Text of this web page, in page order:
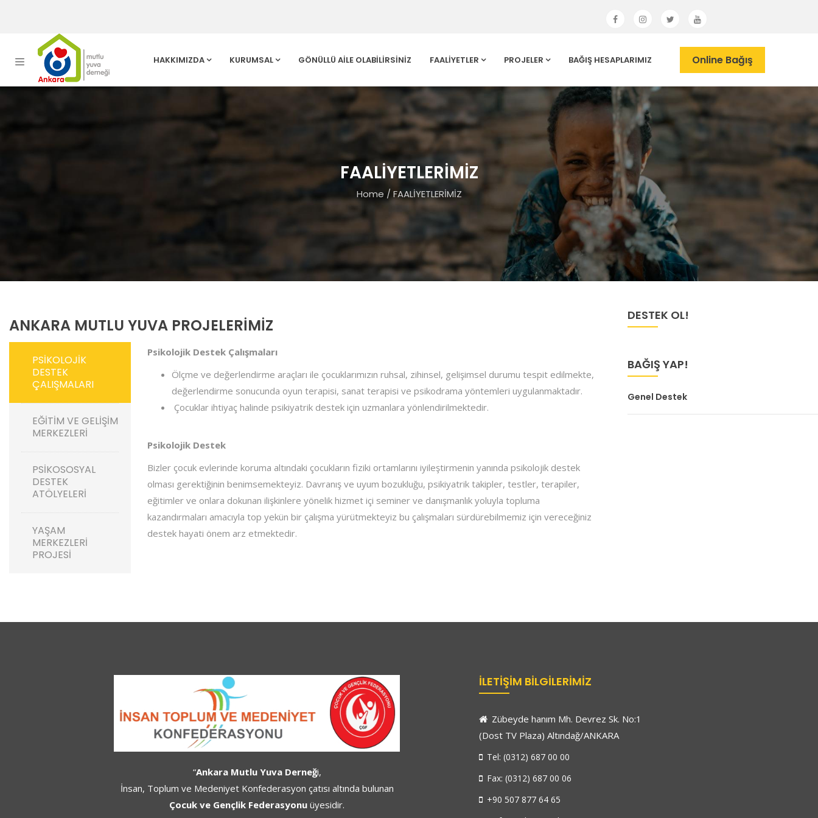
HAKKIMIZDA KURUMSAL GÖNÜLLÜ AİLE OLABİLİRSİNİZ FAALİYETLER PROJELER BAĞIŞ HESAPLARIMIZ Online Bağış
FAALİYETLERİMİZ
Home / FAALİYETLERİMİZ
ANKARA MUTLU YUVA PROJELERİMİZ
PSIKOLOJIK
DESTEK
ÇALIŞMALARI
EĞITIM VE GELIŞIM
MERKEZLERI
PSIKOSOSYAL
DESTEK
ATÖLYELERI
YAŞAM
MERKEZLERI
PROJESI
Psikolojik Destek Çalışmaları
Ölçme ve değerlendirme araçları ile çocuklarımızın ruhsal, zihinsel, gelişimsel durumu tespit edilmekte,
değerlendirme sonucunda oyun terapisi, sanat terapisi ve psikodrama yöntemleri uygulanmaktadır.
Çocuklar ihtiyaç halinde psikiyatrik destek için uzmanlara yönlendirilmektedir.
Psikolojik Destek
Bizler çocuk evlerinde koruma altındaki çocukların fiziki ortamlarını iyileştirmenin yanında psikolojik destek
olması gerektiğinin benimsemekteyiz. Davranış ve uyum bozukluğu, psikiyatrik takipler, testler, terapiler,
eğitimler ve onlara dokunan ilişkinlere yönelik hizmet içi seminer ve danışmanlık yoluyla topluma
kazandırmaları amacıyla top yekün bir çalışma yürütmekteyiz bu çalışmaları sürdürebilmemiz için vereceğiniz
destek hayati önem arz etmektedir.
DESTEK OL!
BAĞIŞ YAP!
Genel Destek
“Ankara Mutlu Yuva Derneği,
İnsan, Toplum ve Medeniyet Konfederasyon çatısı altında bulunan
Çocuk ve Gençlik Federasyonu üyesidir.
İLETIŞIM BILGILERIMIZ
Zübeyde hanım Mh. Devrez Sk. No:1
(Dost TV Plaza) Altındağ/ANKARA
Tel: (0312) 687 00 00
Fax: (0312) 687 00 06
+90 507 877 64 65